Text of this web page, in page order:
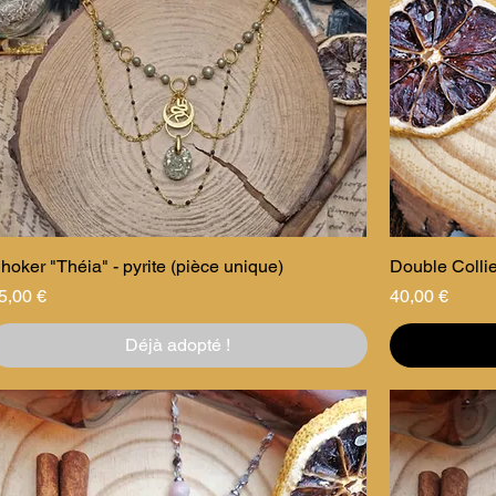
"Théia" - pyrite (pièce unique)
€
Déjà adopté !
Double
Prix
40,00 €